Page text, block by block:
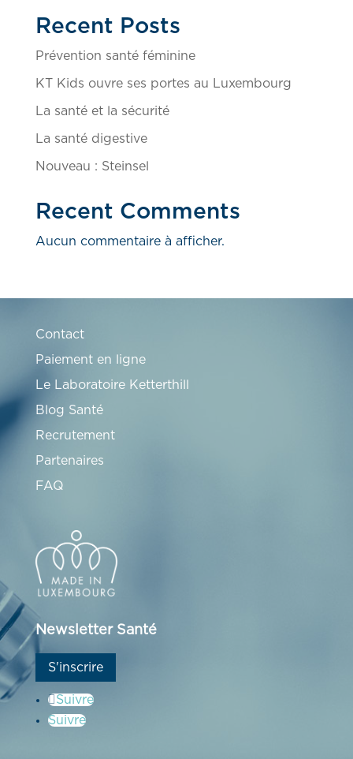
Recent Posts
Prévention santé féminine
KT Kids ouvre ses portes au Luxembourg
La santé et la sécurité
La santé digestive
Nouveau : Steinsel
Recent Comments
Aucun commentaire à afficher.
Contact
Paiement en ligne
Le Laboratoire Ketterthill
Blog Santé
Recrutement
Partenaires
FAQ
Newsletter Santé
S'inscrire
Suivre
Suivre